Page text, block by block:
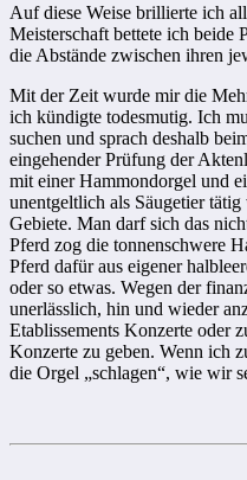
Auf diese Weise brillierte ich
Meisterschaft bettete ich beide
die Abstände zwischen ihren
Mit der Zeit wurde mir die
ich kündigte todesmutig. Ich
suchen und sprach deshalb
eingehender Prüfung der
mit einer Hammondorgel und
unentgeltlich als Säugetier
Gebiete. Man darf sich das
Pferd zog die tonnenschwere
Pferd dafür aus eigener
oder so etwas. Wegen der
unerlässlich, hin und wieder
Etablissements Konzerte oder
Konzerte zu geben. Wenn ich
die Orgel „schlagen“, wie wir